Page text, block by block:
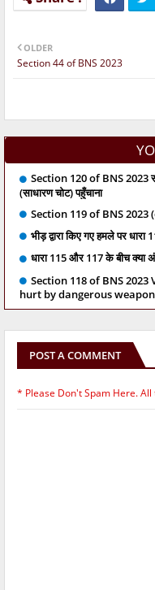
OLDER
Section 44 of BNS 2023
Section 120 of BNS 2023
(साधारण चोट) पहुँचाना
Section 119 of BNS
भीड़ द्वारा किए गए हमले पर
धारा 115 और 117 के बीच क्या
Section 118 of BNS
hurt by dangerous
POST A COMMENT
* Please Don't Spam Here.